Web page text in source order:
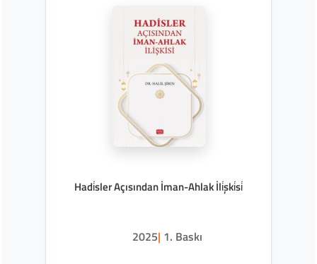
Hadi̇sler Açısından İman-Ahlak İli̇şki̇si̇
2025| 1. Baskı